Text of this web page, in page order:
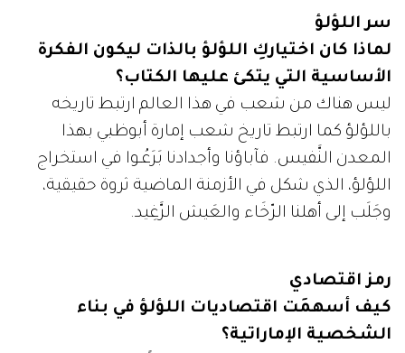
سر اللؤلؤ
لماذا كان اختياركِ اللؤلؤ بالذات ليكون الفكرة
الأساسية التي يتكئ عليها الكتاب؟
ليس هناك من شعب في هذا العالم ارتبط تاريخه
باللؤلؤ كما ارتبط تاريخ شعب إمارة أبوظبي بهذا
المعدن النَّفيس. فآباؤنا وأجدادنا بَرَعُـوا في استخراج
اللؤلؤ، الذي شكل في الأزمنة الماضية ثروة حقيقية،
وجَلَب إلى أهلنا الرّخَاء والعَيش الرَّغِيد.
رمز اقتصادي
كيف أسهمَت اقتصاديات اللؤلؤ في بناء
الشخصية الإماراتية؟